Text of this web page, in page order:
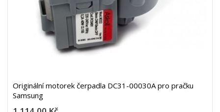
Originální motorek čerpadla DC31-00030A pro pračku
Samsung